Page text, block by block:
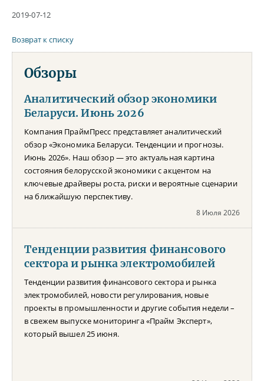
2019-07-12
Возврат к списку
Обзоры
Аналитический обзор экономики
Беларуси. Июнь 2026
Компания ПраймПресс представляет аналитический
обзор «Экономика Беларуси. Тенденции и прогнозы.
Июнь 2026». Наш обзор — это актуальная картина
состояния белорусской экономики с акцентом на
ключевые драйверы роста, риски и вероятные сценарии
на ближайшую перспективу.
8 Июля 2026
Тенденции развития финансового
сектора и рынка электромобилей
Тенденции развития финансового сектора и рынка
электромобилей, новости регулирования, новые
проекты в промышленности и другие события недели –
в свежем выпуске мониторинга «Прайм Эксперт»,
который вышел 25 июня.